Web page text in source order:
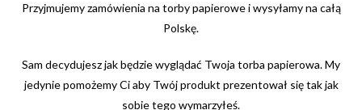
Przyjmujemy zamówienia na torby papierowe i wysyłamy na całą
Polskę.
Sam decydujesz jak będzie wyglądać Twoja torba papierowa. My
jedynie pomożemy Ci aby Twój produkt prezentował się tak jak
sobie tego wymarzyłeś.